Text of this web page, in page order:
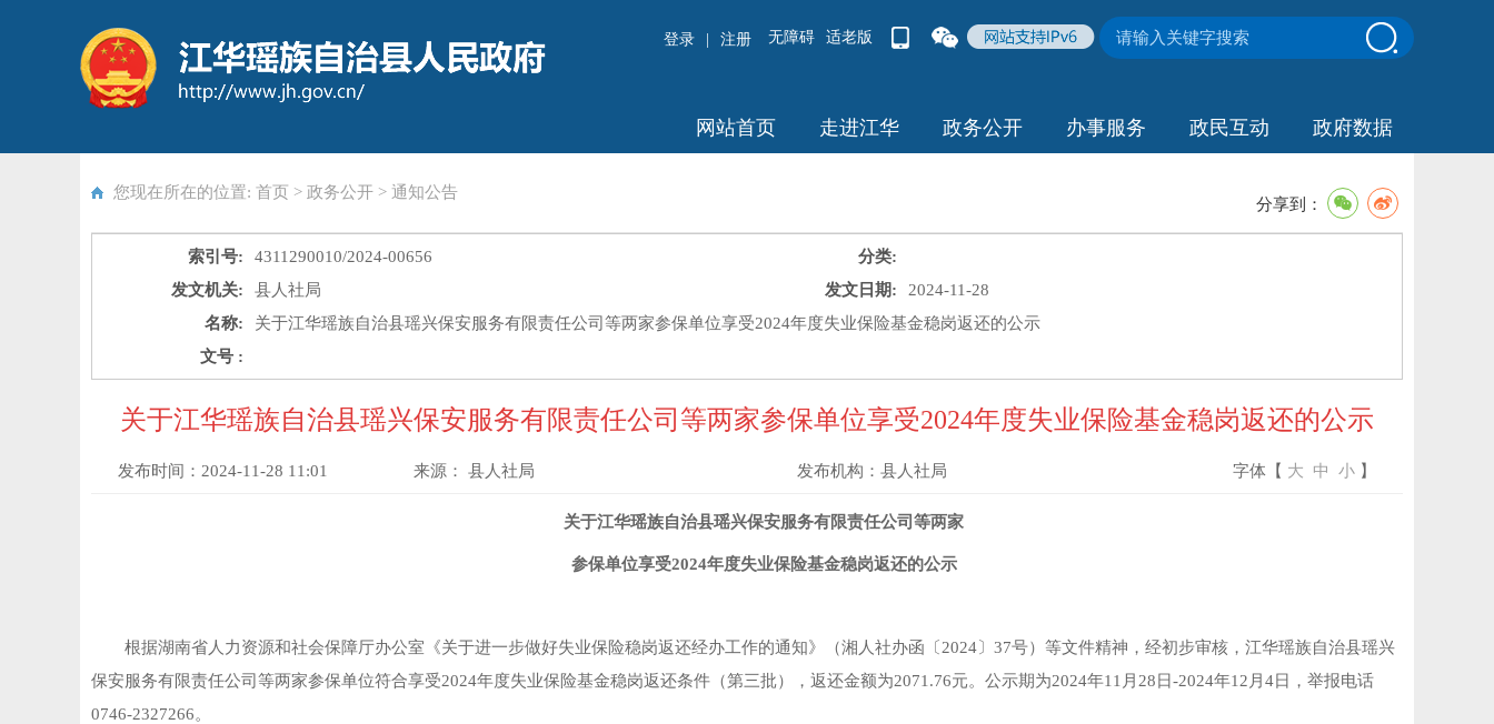
无障碍 适老版
登录 注册
网站首页 走进江华 政务公开 办事服务 政民互动 政府数据
您现在所在的位置: 首页 > 政务公开 > 通知公告
分享到：
索引号: 4311290010/2024-00656
分类:
发文机关:
县人社局 发文日期:
2024-11-28
名称:
关于江华瑶族自治县瑶兴保安服务有限责任公司等两家参保单位享受2024年度失业保险基金稳岗返还的公示
文号 :
关于江华瑶族自治县瑶兴保安服务有限责任公司等两家参保单位享受2024年度失业保险基金稳岗返还的公示
发布时间： 2024-11-28 11:01 来源： 县人社局 发布机构：县人社局 字体【 大 中 小 】
关于江华瑶族自治县瑶兴保安服务有限责任公司 等两家
参保单位享受2024年度失业保险基金稳岗返还的公示
根据湖南省人力资源和社会保障厅办公室《关于进一步做好失业保险稳岗返还经办工作的通知》（湘人社办函〔2024〕 37号） 等文件精神 ，经初步审核， 江华瑶族自治县瑶兴
保安服务有限责任公司等两家参保单位符合享受2024年度失业保险基金稳岗返还条件（第三批），返还金额为2071.76元。公示期为2024年11 月 28日-2024年12 月4日，举报电话
0746-2327266。